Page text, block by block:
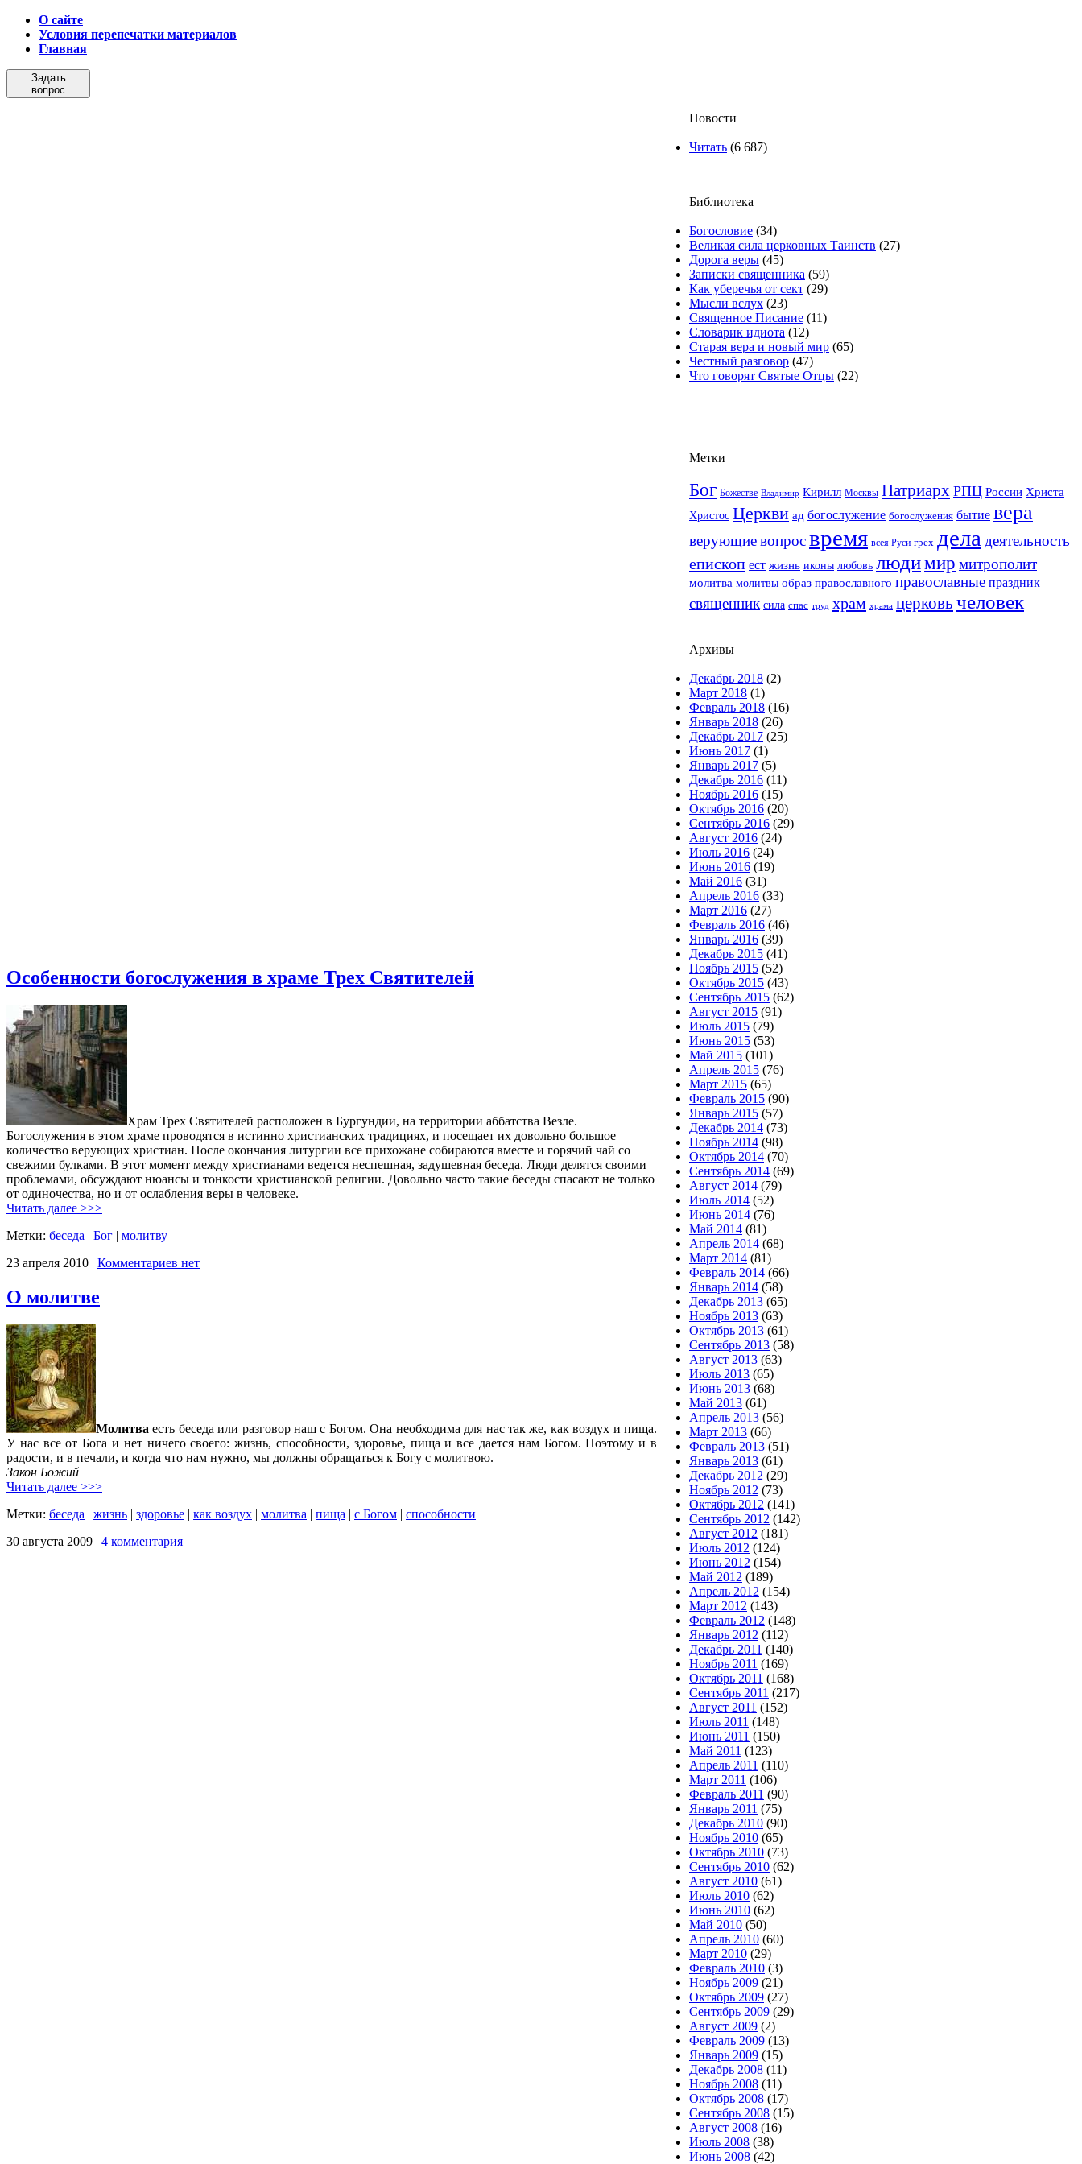
О сайте
Условия перепечатки материалов
Главная
Задать
вопрос
Особенности богослужения в храме Трех Святителей
Храм Трех Святителей расположен в Бургундии, на территории аббатства Везле.
Богослужения в этом храме проводятся в истинно христианских традициях, и посещает их довольно большое
количество верующих христиан. После окончания литургии все прихожане собираются вместе и горячий чай со
свежими булками. В этот момент между христианами ведется неспешная, задушевная беседа. Люди делятся своими
проблемами, обсуждают нюансы и тонкости христианской религии. Довольно часто такие беседы спасают не только
от одиночества, но и от ослабления веры в человеке.
Читать далее >>>
Метки: беседа | Бог | молитву
23 апреля 2010 | Комментариев нет
О молитве
Молитва есть беседа или разговор наш с Богом. Она необходима для нас так же, как воздух и пища.
У нас все от Бога и нет ничего своего: жизнь, способности, здоровье, пища и все дается нам Богом. Поэтому и в
радости, и в печали, и когда что нам нужно, мы должны обращаться к Богу с молитвою.
Закон Божий
Читать далее >>>
Метки: беседа | жизнь | здоровье | как воздух | молитва | пища | с Богом | способности
30 августа 2009 | 4 комментария
Новости
Читать (6 687)
Библиотека
Богословие (34)
Великая сила церковных Таинств (27)
Дорога веры (45)
Записки священника (59)
Как уберечья от сект (29)
Мысли вслух (23)
Священное Писание (11)
Словарик идиота (12)
Старая вера и новый мир (65)
Честный разговор (47)
Что говорят Святые Отцы (22)
Метки
Бог Божестве Владимир Кирилл Москвы Патриарх РПЦ России Христа
Христос Церкви ад богослужение богослужения бытие вера
верующие вопрос время всея Руси грех дела деятельность
епископ ест жизнь иконы любовь людимир митрополит
молитва молитвы образ православного православные праздник
священник сила спас труд храм храма церковь человек
Архивы
Декабрь 2018 (2)
Март 2018 (1)
Февраль 2018 (16)
Январь 2018 (26)
Декабрь 2017 (25)
Июнь 2017 (1)
Январь 2017 (5)
Декабрь 2016 (11)
Ноябрь 2016 (15)
Октябрь 2016 (20)
Сентябрь 2016 (29)
Август 2016 (24)
Июль 2016 (24)
Июнь 2016 (19)
Май 2016 (31)
Апрель 2016 (33)
Март 2016 (27)
Февраль 2016 (46)
Январь 2016 (39)
Декабрь 2015 (41)
Ноябрь 2015 (52)
Октябрь 2015 (43)
Сентябрь 2015 (62)
Август 2015 (91)
Июль 2015 (79)
Июнь 2015 (53)
Май 2015 (101)
Апрель 2015 (76)
Март 2015 (65)
Февраль 2015 (90)
Январь 2015 (57)
Декабрь 2014 (73)
Ноябрь 2014 (98)
Октябрь 2014 (70)
Сентябрь 2014 (69)
Август 2014 (79)
Июль 2014 (52)
Июнь 2014 (76)
Май 2014 (81)
Апрель 2014 (68)
Март 2014 (81)
Февраль 2014 (66)
Январь 2014 (58)
Декабрь 2013 (65)
Ноябрь 2013 (63)
Октябрь 2013 (61)
Сентябрь 2013 (58)
Август 2013 (63)
Июль 2013 (65)
Июнь 2013 (68)
Май 2013 (61)
Апрель 2013 (56)
Март 2013 (66)
Февраль 2013 (51)
Январь 2013 (61)
Декабрь 2012 (29)
Ноябрь 2012 (73)
Октябрь 2012 (141)
Сентябрь 2012 (142)
Август 2012 (181)
Июль 2012 (124)
Июнь 2012 (154)
Май 2012 (189)
Апрель 2012 (154)
Март 2012 (143)
Февраль 2012 (148)
Январь 2012 (112)
Декабрь 2011 (140)
Ноябрь 2011 (169)
Октябрь 2011 (168)
Сентябрь 2011 (217)
Август 2011 (152)
Июль 2011 (148)
Июнь 2011 (150)
Май 2011 (123)
Апрель 2011 (110)
Март 2011 (106)
Февраль 2011 (90)
Январь 2011 (75)
Декабрь 2010 (90)
Ноябрь 2010 (65)
Октябрь 2010 (73)
Сентябрь 2010 (62)
Август 2010 (61)
Июль 2010 (62)
Июнь 2010 (62)
Май 2010 (50)
Апрель 2010 (60)
Март 2010 (29)
Февраль 2010 (3)
Ноябрь 2009 (21)
Октябрь 2009 (27)
Сентябрь 2009 (29)
Август 2009 (2)
Февраль 2009 (13)
Январь 2009 (15)
Декабрь 2008 (11)
Ноябрь 2008 (11)
Октябрь 2008 (17)
Сентябрь 2008 (15)
Август 2008 (16)
Июль 2008 (38)
Июнь 2008 (42)